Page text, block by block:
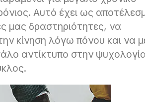
Αυτό έχει ως
μας δραστηριότητες, να
κίνηση λόγω πόνου και να
αντίκτυπο στην